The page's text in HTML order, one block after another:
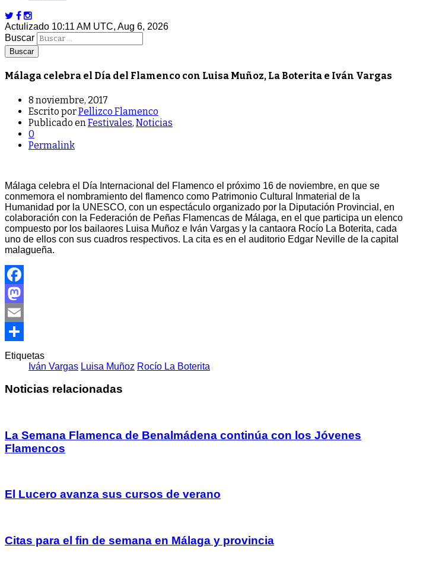
Actulizado 10:11 AM UTC, Aug 6, 2026
Buscar
Málaga celebra el Día del Flamenco con Luisa Muñoz, La Boterita e Iván Vargas
8 noviembre, 2017
Escrito porPellizco Flamenco
Publicado en Festivales, Noticias
0
Permalink
Málaga celebra el Día Internacional del Flamenco el próximo 16 de noviembre, en que se
conmemora el nombramiento del flamenco como Patrimonio Cultural Inmaterial de la
Humanidad por la UNESCO, con un espectáculo organizado por la Diputación Provincial, en
colaboración con la Federación de Peñas Flamencas de Málaga, en el que participa un elenco
compuesto por los bailaores Luisa Muñoz e Iván Vargas y la cantaora Rocío La Boterita, cada
uno de ellos con sus cuadros respectivos. La cita es en el auditorio Edgar Neville de la capital
malagueña.
Facebook
Mastodon
Email
Compartir
Etiquetas
Iván Vargas Luisa Muñoz Rocío La Boterita
Noticias relacionadas
La Semana Flamenca de Benalmádena continúa con los Jóvenes
Flamencos
El Lucero avanza sus cursos de verano
Citas para el fin de semana en Málaga y provincia